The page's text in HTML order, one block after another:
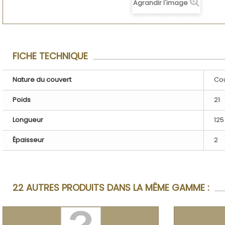
Agrandir l'image
FICHE TECHNIQUE
Nature du couvert
Poids 21
Longueur 125
Épaisseur 2
22 AUTRES PRODUITS DANS LA MÊME GAMME :